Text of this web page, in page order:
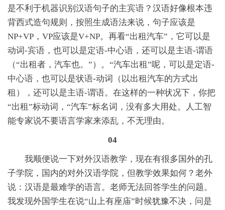
是不利于机器识别汉语句子的主宾语？汉语好像根本违
背西式造句规则，按照生成语法来说，句子应该是
NP+VP，VP应该是V+NP。再看“出租汽车”，它可以是
动词-宾语，也可以是定语-中心语，还可以是主语-谓语
（“出租者，汽车也。”）。“汽车出租”呢，可以是定语-
中心语，也可以是状语-动词（以出租汽车的方式出
租），还可以是主语-谓语。在这样的一种状况下，你把
“出租”标动词，“汽车”标名词，没有多大用处。人工智
能专家说不要语言学家来添乱，不无理由。
04
我顺便说一下对外汉语教学，现在有很多国外的孔
子学院，国内的对外汉语学院，但教学效果如何？老外
说：汉语是最难学的语言。老师无法回答学生的问题。
我发现外国学生在说“山上有座庙”时候犹豫不决，问是